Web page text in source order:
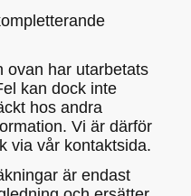
ovan har utarbetats
kan dock inte
hos andra
Vi är därför
via vår kontaktsida.
är endast